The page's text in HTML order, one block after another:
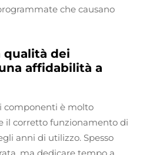
che causano
qualità dei
affidabilità a
componenti è molto
il corretto funzionamento di
anni di utilizzo. Spesso